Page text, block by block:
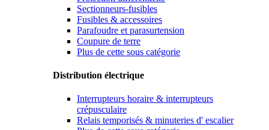
Sectionneurs-fusibles
Fusibles & accessoires
Parafoudre et parasurtension
Coupure de terre
Plus de cette sous catégorie
Distribution électrique
Interrupteurs horaire & interrupteurs
crépusculaire
Relais temporisés & minuteries d' escalier